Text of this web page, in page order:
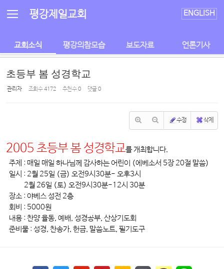
평강제일교회 ENGLISH
교회소식 평강의참모습 보도자료 언론기사
초등부 봄 성경학교
관리자 조회 수4172 추천 수0 댓글0
수정 삭제
2005 초등부 봄 성경학교를 개최합니다.
주제 : 매일 매일 하나님께 감사하는 어린이 (에베소서 5장 20절 말씀)
일시 : 2월 25일 (금) 오전9시30분- 오후3시
2월 26일 (토) 오전9시30분-12시 30분
장소 : 야베스 성전 2층
회비 : 5000원
내용 : 찬양 율동, 예배, 성경공부, 산상기도회
준비물 : 성경, 찬송가, 헌금, 말씀노트, 필기도구